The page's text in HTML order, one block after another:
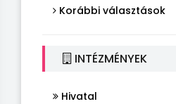
Korábbi választások
INTÉZMÉNYEK
Hivatal